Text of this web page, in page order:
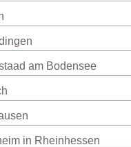
am Bodensee
in Rheinhessen